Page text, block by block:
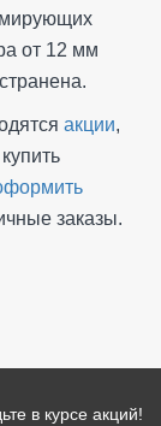
от 12 мм
акции,
заказы.
в курсе акций!